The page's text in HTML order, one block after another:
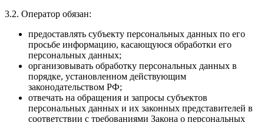
3.2. Оператор обязан:
предоставлять субъекту персональных данных по его
просьбе информацию, касающуюся обработки его
персональных данных;
организовывать обработку персональных данных в
порядке, установленном действующим
законодательством РФ;
отвечать на обращения и запросы субъектов
персональных данных и их законных представителей в
соответствии с требованиями Закона о персональных